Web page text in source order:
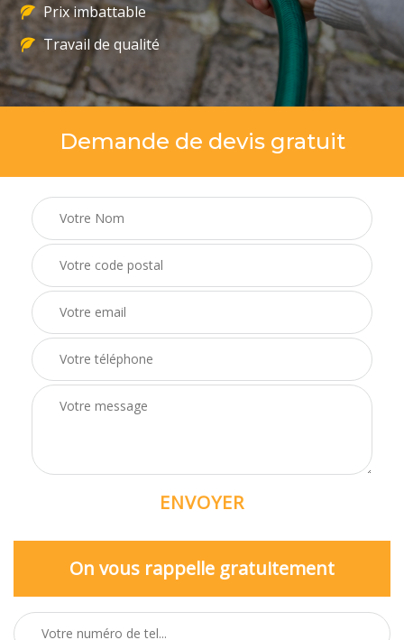
Prix imbattable
Travail de qualité
Demande de devis gratuit
On vous rappelle gratuitement